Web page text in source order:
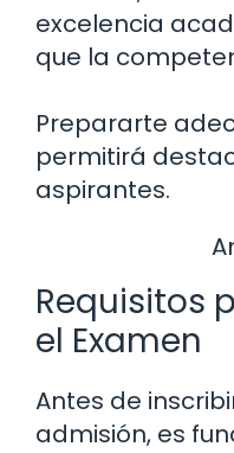
excelencia
que la
Prepararte
permitirá
aspirantes.
Requisitos
el Examen
Antes de
admisión, es